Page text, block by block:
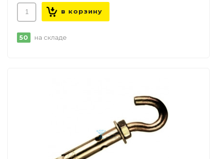
50 на складе